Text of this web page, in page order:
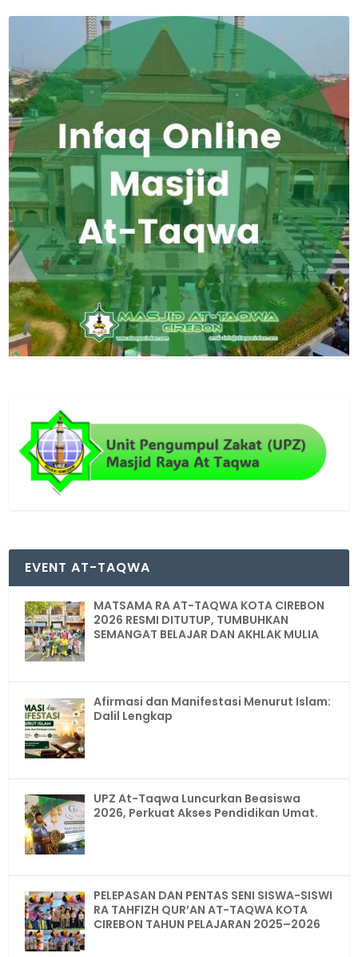
EVENT AT-TAQWA
MATSAMA RA AT-TAQWA KOTA CIREBON
2026 RESMI DITUTUP, TUMBUHKAN
SEMANGAT BELAJAR DAN AKHLAK MULIA
Afirmasi dan Manifestasi Menurut Islam:
Dalil Lengkap
UPZ At-Taqwa Luncurkan Beasiswa
2026, Perkuat Akses Pendidikan Umat.
PELEPASAN DAN PENTAS SENI SISWA-SISWI
RA TAHFIZH QUR’AN AT-TAQWA KOTA
CIREBON TAHUN PELAJARAN 2025–2026